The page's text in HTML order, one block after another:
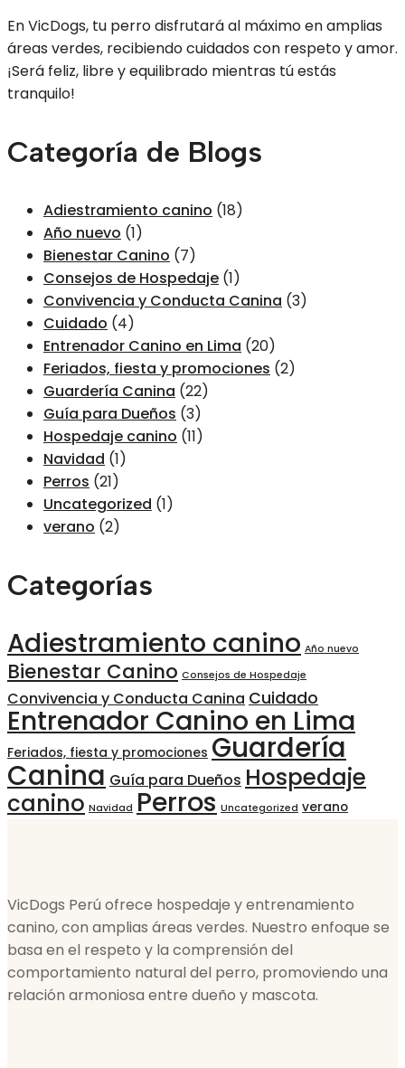
En VicDogs, tu perro disfrutará al máximo en amplias
áreas verdes, recibiendo cuidados con respeto y amor.
¡Será feliz, libre y equilibrado mientras tú estás
tranquilo!
Categoría de Blogs
Adiestramiento canino (18)
Año nuevo (1)
Bienestar Canino (7)
Consejos de Hospedaje (1)
Convivencia y Conducta Canina (3)
Cuidado (4)
Entrenador Canino en Lima (20)
Feriados, fiesta y promociones (2)
Guardería Canina (22)
Guía para Dueños (3)
Hospedaje canino (11)
Navidad (1)
Perros (21)
Uncategorized (1)
verano (2)
Categorías
Adiestramiento canino Año nuevo
Bienestar Canino Consejos de Hospedaje
Convivencia y Conducta Canina Cuidado
Entrenador Canino en Lima
Feriados, fiesta y promociones Guardería
Canina Guía para Dueños Hospedaje
canino Navidad Perros Uncategorized verano
VicDogs Perú ofrece hospedaje y entrenamiento
canino, con amplias áreas verdes. Nuestro enfoque se
basa en el respeto y la comprensión del
comportamiento natural del perro, promoviendo una
relación armoniosa entre dueño y mascota.